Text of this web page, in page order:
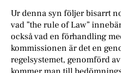
Ur denna syn följer bisarrt
vad ”the rule of Law”
också vad en förhandling
kommissionen är det en
regelsystemet, genomförd